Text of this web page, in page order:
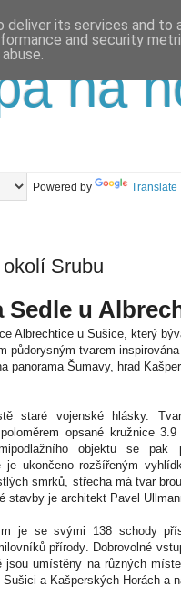
na
Powered by Translate
Srubu
Sedle u
Albrechtice u Sušice, který
půdorysným tvarem
panorama Šumavy, hrad
staré vojenské hlásky.
opsané kružnice
objektu se pak
je ukončeno rozšířeným
smrků, střecha má tvar
stavby je architekt Pavel
je se svými 138 schody
přírody. Dobrovolné
umístěny na různých
a Kašperských Horách a
its services and to
and security